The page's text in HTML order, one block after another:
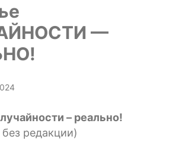
—
– реально!
редакции)